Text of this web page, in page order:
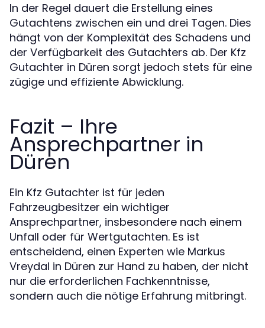
In der Regel dauert die Erstellung eines
Gutachtens zwischen ein und drei Tagen. Dies
hängt von der Komplexität des Schadens und
der Verfügbarkeit des Gutachters ab. Der Kfz
Gutachter in Düren sorgt jedoch stets für eine
zügige und effiziente Abwicklung.
Fazit – Ihre
Ansprechpartner in
Düren
Ein Kfz Gutachter ist für jeden
Fahrzeugbesitzer ein wichtiger
Ansprechpartner, insbesondere nach einem
Unfall oder für Wertgutachten. Es ist
entscheidend, einen Experten wie Markus
Vreydal in Düren zur Hand zu haben, der nicht
nur die erforderlichen Fachkenntnisse,
sondern auch die nötige Erfahrung mitbringt.